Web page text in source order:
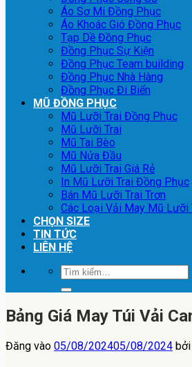
Áo Sơ Mi Đồng Phục
Áo Khoác Gió Đồng Phục
Tạp Dề Đồng Phục
Đồng Phục Sự Kiện
Đồng Phục Team building
Đồng Phục Nhà Hàng
Đồng Phục Đi Biển
MŨ ĐỒNG PHỤC
Mũ Lưỡi Trai Đồng Phục
Mũ Lưỡi Trai
Mũ Tai Bèo
Mũ Nửa Đầu
Mũ Lưỡi Trai Giá Rẻ
In Mũ Lưỡi Trai Đồng Phục
Bán Mũ Lưỡi Trai Trơn
Các Loại Vải May Mũ Lưỡi
CHỌN SIZE
TIN TỨC
LIÊN HỆ
Tìm
kiếm:
Bảng Giá May Túi Vải
Đăng vào 05/08/202405/08/2024 bởi